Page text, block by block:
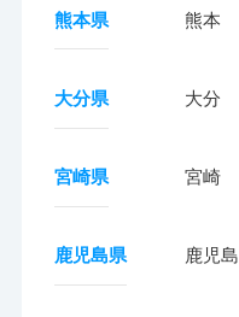
熊本県 熊本
大分県 大分
宮崎県 宮崎
鹿児島県 鹿児島